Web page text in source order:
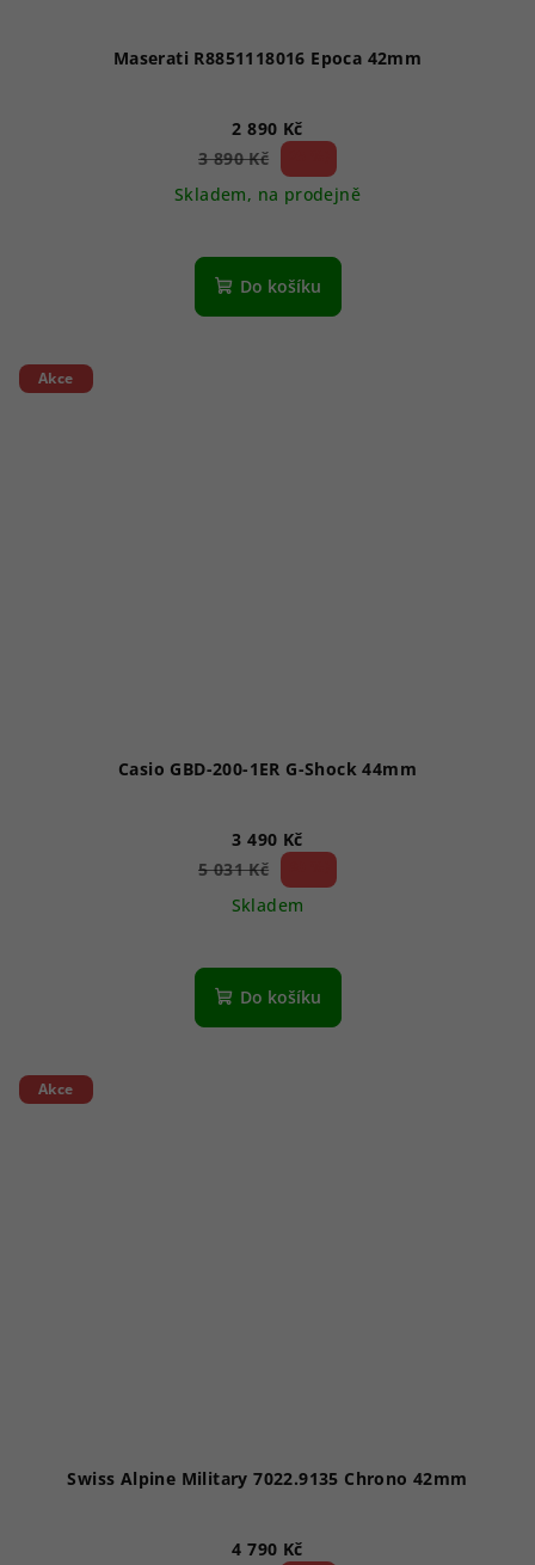
Maserati R8851118016 Epoca 42mm
2 890 Kč
3 890 Kč
Skladem, na prodejně
hodnocení
produktu
Do košíku
Akce
Casio GBD-200-1ER G-Shock 44mm
3 490 Kč
5 031 Kč
Skladem
Do košíku
Akce
Swiss Alpine Military 7022.9135 Chrono 42mm
4 790 Kč